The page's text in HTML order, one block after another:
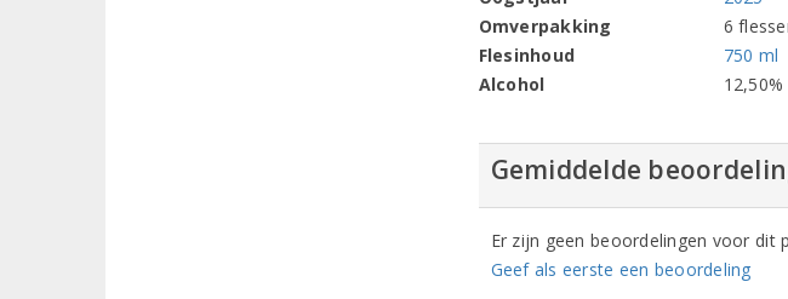
Omverpakking
6
Flesinhoud
750 ml
Alcohol
12,50%
Gemiddelde
Er zijn geen beoordelingen voor dit
Geef als eerste een beoordeling